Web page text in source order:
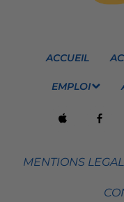
ACCUEIL
EMPLOI
MENTIONS